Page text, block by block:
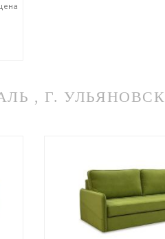
72-93
, Г. УЛЬЯНОВСК